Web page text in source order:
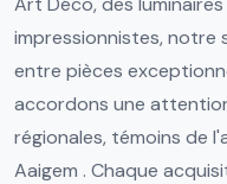
impressionnistes, notre
entre pièces
accordons une
régionales, témoins de
Aaigem . Chaque